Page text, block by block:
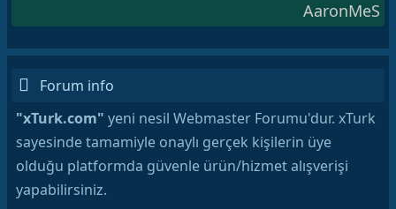
AaronMeS
Forum info
"xTurk.com" yeni nesil Webmaster Forumu'dur. xTurk
sayesinde tamamiyle onaylı gerçek kişilerin üye
olduğu platformda güvenle ürün/hizmet alışverişi
yapabilirsiniz.